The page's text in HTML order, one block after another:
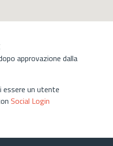
approvazione dalla
essere un utente
Social Login